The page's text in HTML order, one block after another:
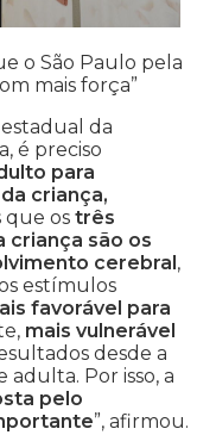
o São Paulo pela
mais força”
da
é preciso
para
criança,
que os três
criança são os
cerebral,
estímulos
favorável para
mais vulnerável
desde a
adulta. Por isso, a
pelo
”, afirmou.